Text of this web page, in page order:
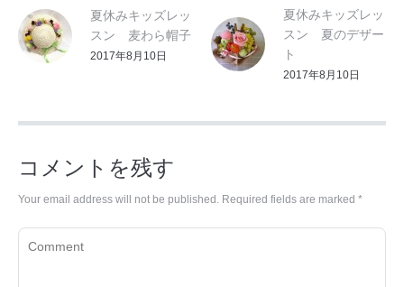
夏休みキッズレッ
スン 麦わら帽子
2017年8月10日
夏休みキッズレッ
スン 夏のデザー
ト
2017年8月10日
コメントを残す
Your email address will not be published. Required fields are marked *
Comment